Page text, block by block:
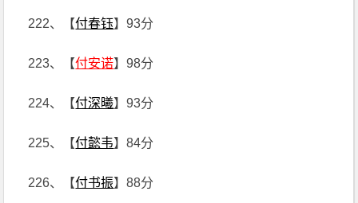
222、【付春钰】93分
223、【付安诺】98分
224、【付深曦】93分
225、【付懿韦】84分
226、【付书振】88分